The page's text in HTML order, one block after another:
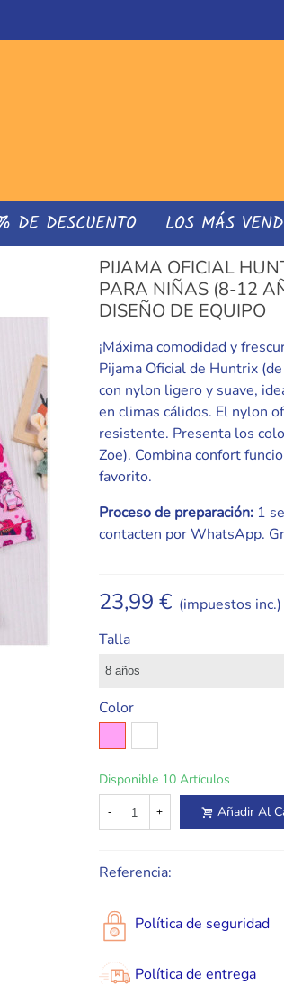
DE DESCUENTO LOS MÁS
PIJAMA OFICIAL
PARA NIÑAS (8-12
DISEÑO DE EQUIPO
¡Máxima comodidad y
Pijama Oficial de Huntrix
con nylon ligero y suave,
en climas cálidos. El nylon
resistente. Presenta los
Zoe). Combina confort
favorito.
Proceso de preparación:1
contacten por WhatsApp.
23,99 € (impuestos inc.)
Talla
Color
Disponible 10 Artículos
- + Añadir Al
Referencia:
Política de seguridad
Política de entrega